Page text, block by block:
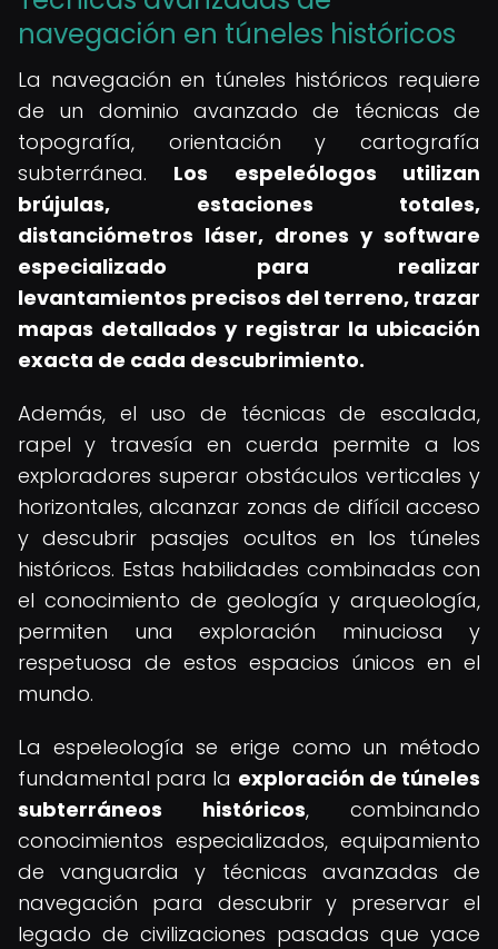
navegación en túneles históricos
La navegación en túneles históricos requiere
de un dominio avanzado de técnicas de
topografía, orientación y cartografía
subterránea. Los espeleólogos utilizan
brújulas, estaciones totales,
distanciómetros láser, drones y software
especializado para realizar
levantamientos precisos del terreno, trazar
mapas detallados y registrar la ubicación
exacta de cada descubrimiento.
Además, el uso de técnicas de escalada,
rapel y travesía en cuerda permite a los
exploradores superar obstáculos verticales y
horizontales, alcanzar zonas de difícil acceso
y descubrir pasajes ocultos en los túneles
históricos. Estas habilidades combinadas con
el conocimiento de geología y arqueología,
permiten una exploración minuciosa y
respetuosa de estos espacios únicos en el
mundo.
La espeleología se erige como un método
fundamental para la exploración de túneles
subterráneos históricos, combinando
conocimientos especializados, equipamiento
de vanguardia y técnicas avanzadas de
navegación para descubrir y preservar el
legado de civilizaciones pasadas que yace